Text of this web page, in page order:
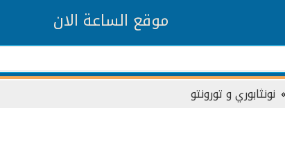
موقع الساعة الان
نونثابوري و تورونتو